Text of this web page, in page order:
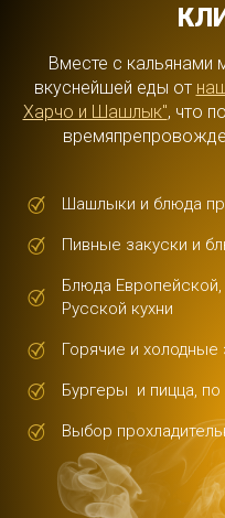
Вместе с кальянами
вкуснейшей еды от
Харчо и Шашлык", что
Шашлыки и блюда
Пивные закуски и
Блюда
Русской кухни
Горячие и холодные
Бургеры и пицца,
Выбор